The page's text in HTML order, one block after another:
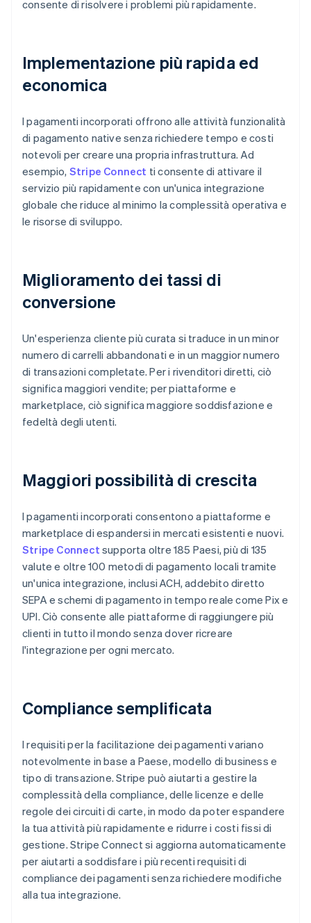
consente di risolvere i problemi più rapidamente.
Implementazione più rapida ed
economica
I pagamenti incorporati offrono alle attività funzionalità
di pagamento native senza richiedere tempo e costi
notevoli per creare una propria infrastruttura. Ad
esempio, Stripe Connect ti consente di attivare il
servizio più rapidamente con un'unica integrazione
globale che riduce al minimo la complessità operativa e
le risorse di sviluppo.
Miglioramento dei tassi di
conversione
Un'esperienza cliente più curata si traduce in un minor
numero di carrelli abbandonati e in un maggior numero
di transazioni completate. Per i rivenditori diretti, ciò
significa maggiori vendite; per piattaforme e
marketplace, ciò significa maggiore soddisfazione e
fedeltà degli utenti.
Maggiori possibilità di crescita
I pagamenti incorporati consentono a piattaforme e
marketplace di espandersi in mercati esistenti e nuovi.
Stripe Connect supporta oltre 185 Paesi, più di 135
valute e oltre 100 metodi di pagamento locali tramite
un'unica integrazione, inclusi ACH, addebito diretto
SEPA e schemi di pagamento in tempo reale come Pix e
UPI. Ciò consente alle piattaforme di raggiungere più
clienti in tutto il mondo senza dover ricreare
l'integrazione per ogni mercato.
Compliance semplificata
I requisiti per la facilitazione dei pagamenti variano
notevolmente in base a Paese, modello di business e
tipo di transazione. Stripe può aiutarti a gestire la
complessità della compliance, delle licenze e delle
regole dei circuiti di carte, in modo da poter espandere
la tua attività più rapidamente e ridurre i costi fissi di
gestione. Stripe Connect si aggiorna automaticamente
per aiutarti a soddisfare i più recenti requisiti di
compliance dei pagamenti senza richiedere modifiche
alla tua integrazione.